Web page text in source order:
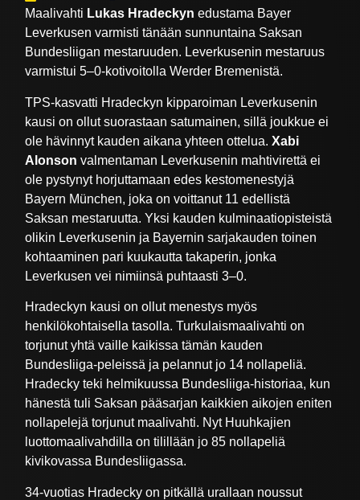
Maalivahti Lukas Hradeckyn edustama Bayer
Leverkusen varmisti tänään sunnuntaina Saksan
Bundesliigan mestaruuden. Leverkusenin mestaruus
varmistui 5–0-kotivoitolla Werder Bremenistä.
TPS-kasvatti Hradeckyn kipparoiman Leverkusenin
kausi on ollut suorastaan satumainen, sillä joukkue ei
ole hävinnyt kauden aikana yhteen ottelua.Xabi
Alonsonvalmentaman Leverkusenin mahtivirettä ei
ole pystynyt horjuttamaan edes kestomenestyjä
Bayern München, joka on voittanut 11 edellistä
Saksan mestaruutta. Yksi kauden kulminaatiopisteistä
olikin Leverkusenin ja Bayernin sarjakauden toinen
kohtaaminen pari kuukautta takaperin, jonka
Leverkusen vei nimiinsä puhtaasti 3–0.
Hradeckyn kausi on ollut menestys myös
henkilökohtaisella tasolla. Turkulaismaalivahti on
torjunut yhtä vaille kaikissa tämän kauden
Bundesliiga-peleissä ja pelannut jo 14 nollapeliä.
Hradecky teki helmikuussa Bundesliiga-historiaa, kun
hänestä tuli Saksan pääsarjan kaikkien aikojen eniten
nollapelejä torjunut maalivahti. Nyt Huuhkajien
luottomaalivahdilla on tilillään jo 85 nollapeliä
kivikovassa Bundesliigassa.
34-vuotias Hradecky on pitkällä urallaan noussut